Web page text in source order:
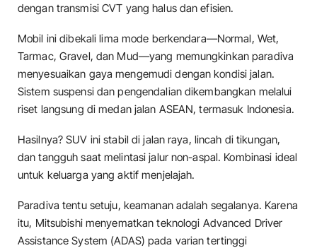
dengan transmisi CVT yang halus dan efisien.
Mobil ini dibekali lima mode berkendara—Normal, Wet,
Tarmac, Gravel, dan Mud—yang memungkinkan paradiva
menyesuaikan gaya mengemudi dengan kondisi jalan.
Sistem suspensi dan pengendalian dikembangkan melalui
riset langsung di medan jalan ASEAN, termasuk Indonesia.
Hasilnya? SUV ini stabil di jalan raya, lincah di tikungan,
dan tangguh saat melintasi jalur non-aspal. Kombinasi ideal
untuk keluarga yang aktif menjelajah.
Paradiva tentu setuju, keamanan adalah segalanya. Karena
itu, Mitsubishi menyematkan teknologi Advanced Driver
Assistance System (ADAS) pada varian tertinggi